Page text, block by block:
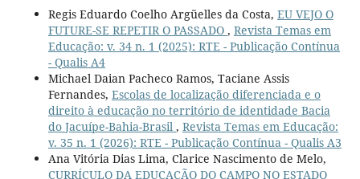
Regis Eduardo Coelho Argüelles da Costa, EU VEJO O
FUTURE-SE REPETIR O PASSADO , Revista Temas em
Educação: v. 34 n. 1 (2025): RTE - Publicação Contínua
- Qualis A4
Michael Daian Pacheco Ramos, Taciane Assis
Fernandes, Escolas de localização diferenciada e o
direito à educação no território de identidade Bacia
do Jacuípe-Bahia-Brasil , Revista Temas em Educação:
v. 35 n. 1 (2026): RTE - Publicação Contínua - Qualis A3
Ana Vitória Dias Lima, Clarice Nascimento de Melo,
CURRÍCULO DA EDUCAÇÃO DO CAMPO NO ESTADO